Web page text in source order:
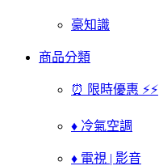
豪知識
商品分類
⏰ 限時優惠 ⚡⚡
♦ 冷氣空調
♦ 電視 | 影音